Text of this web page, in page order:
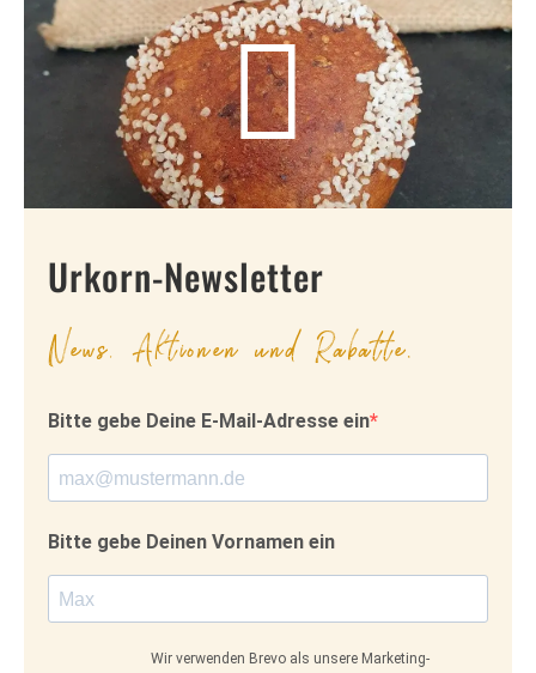
Urkorn-Newsletter
News, Aktionen und Rabatte.
Bitte gebe Deine E-Mail-Adresse ein
Bitte gebe Deinen Vornamen ein
Wir verwenden Brevo als unsere Marketing-